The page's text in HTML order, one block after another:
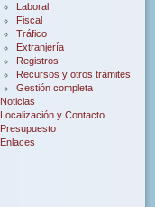
Laboral
Fiscal
Tráfico
Extranjería
Registros
Recursos y otros trámites
Gestión completa
Noticias
Localización y Contacto
Presupuesto
Enlaces